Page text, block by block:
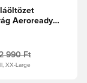
Aeroready
990 Ft
XX-Large